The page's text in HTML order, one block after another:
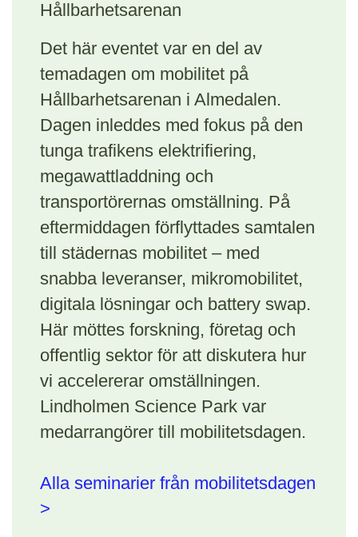
Hållbarhetsarenan
Det här eventet var en del av
temadagen om mobilitet på
Hållbarhetsarenan i Almedalen.
Dagen inleddes med fokus på den
tunga trafikens elektrifiering,
megawattladdning och
transportörernas omställning. På
eftermiddagen förflyttades samtalen
till städernas mobilitet – med
snabba leveranser, mikromobilitet,
digitala lösningar och battery swap.
Här möttes forskning, företag och
offentlig sektor för att diskutera hur
vi accelererar omställningen.
Lindholmen Science Park var
medarrangörer till mobilitetsdagen.
Alla seminarier från mobilitetsdagen
>